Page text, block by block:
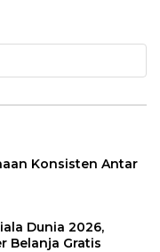
Konsisten Antar
Dunia 2026,
Belanja Gratis